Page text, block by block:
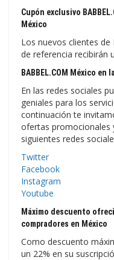
Cupón exclusivo
México
Los nuevos clientes de
de referencia recibirán
BABBEL.COM México en
En las redes sociales
geniales para los
continuación te
ofertas promocionales
siguientes redes
Twitter
Facebook
Instagram
Youtube
Máximo descuento
compradores en México
Como descuento
un 22% en su